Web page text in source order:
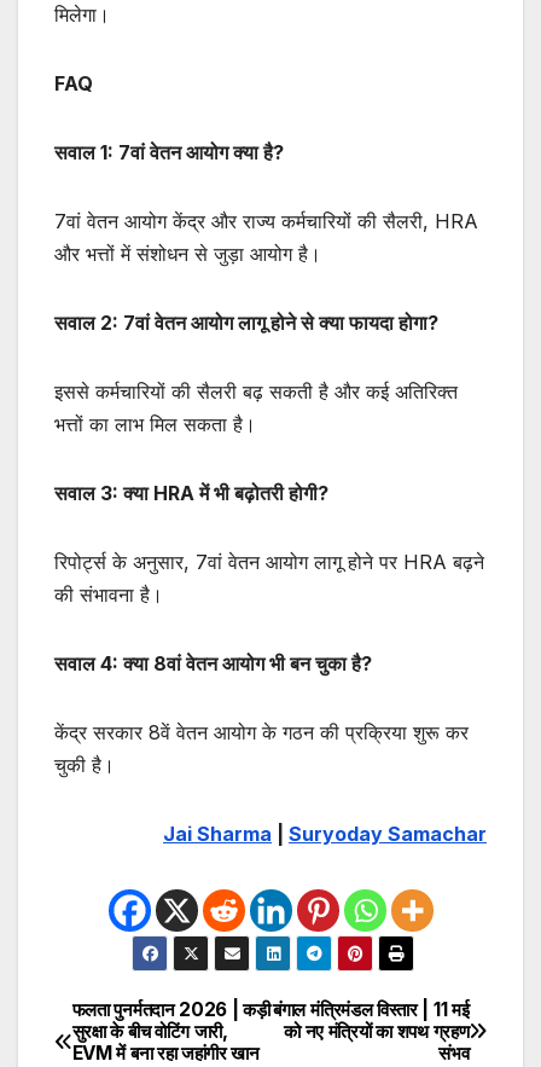
मिलेगा।
FAQ
सवाल 1: 7वां वेतन आयोग क्या है?
7वां वेतन आयोग केंद्र और राज्य कर्मचारियों की सैलरी, HRA
और भत्तों में संशोधन से जुड़ा आयोग है।
सवाल 2: 7वां वेतन आयोग लागू होने से क्या फायदा होगा?
इससे कर्मचारियों की सैलरी बढ़ सकती है और कई अतिरिक्त
भत्तों का लाभ मिल सकता है।
सवाल 3: क्या HRA में भी बढ़ोतरी होगी?
रिपोर्ट्स के अनुसार, 7वां वेतन आयोग लागू होने पर HRA बढ़ने
की संभावना है।
सवाल 4: क्या 8वां वेतन आयोग भी बन चुका है?
केंद्र सरकार 8वें वेतन आयोग के गठन की प्रक्रिया शुरू कर
चुकी है।
Jai Sharma Suryoday Samachar
Post
बंगाल मंत्रिमंडल विस्तार | 11 मई
को नए मंत्रियों का शपथ ग्रहण
संभव
फलता पुनर्मतदान 2026 | कड़ी
सुरक्षा के बीच वोटिंग जारी,
EVM में बना रहा जहांगीर खान